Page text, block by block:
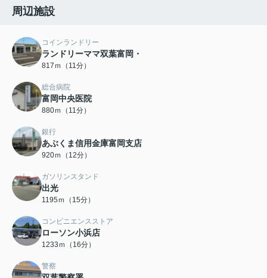
周辺施設
コインランドリー
ランドリーママ双葉富岡・
817ｍ（11分）
総合病院
富岡中央医院
880ｍ（11分）
銀行
あぶくま信用金庫富岡支店
920ｍ（12分）
ガソリンスタンド
出光
1195ｍ（15分）
コンビニエンスストア
ローソン小浜店
1233ｍ（16分）
警察